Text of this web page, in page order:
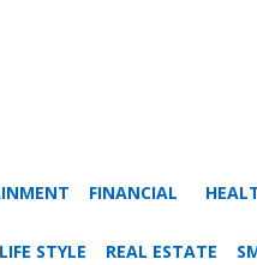
FINANCIAL
STYLE REAL ESTATE